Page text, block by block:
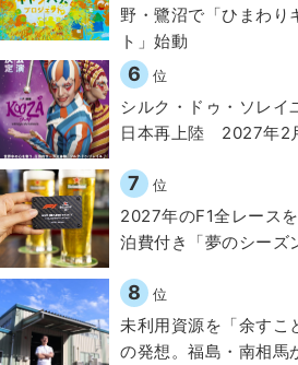
野・鷺沼で「ひまわり
ト」始動
6 位
シルク・ドゥ・ソレイ
日本再上陸 2027年2
7 位
2027年のF1全レース
泊費付き「夢のシーズ
8 位
未利用資源を「余すこ
の発想。福島・南相馬